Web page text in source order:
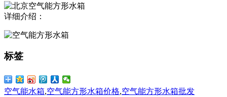
详细介绍：
标签
空气能水箱,空气能方形水箱价格,空气能方形水箱批发